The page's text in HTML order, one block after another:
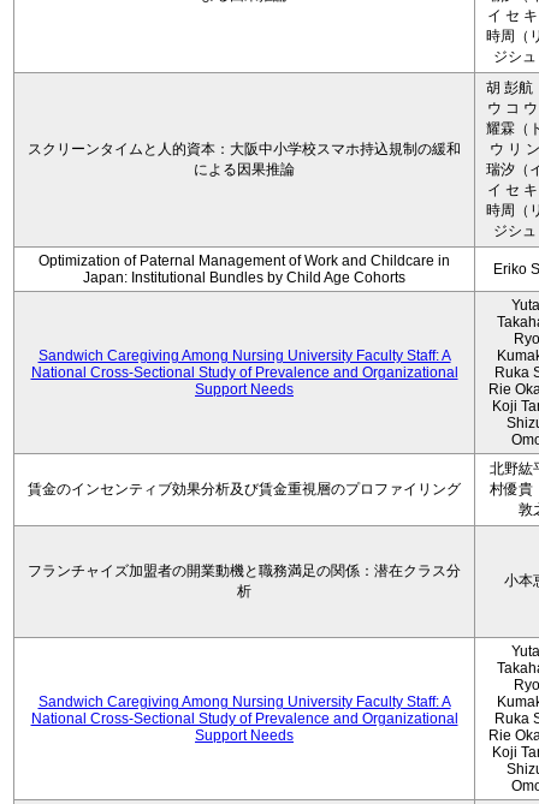
イ セ
時周（
ジシ
スクリーンタイムと人的資本：大阪中小学校スマホ持込規制の緩和
による因果推論
胡 彭航
ウ コ
耀霖（
ウ リ
瑞汐（
イ セ
時周（
ジシ
Optimization of Paternal Management of Work and Childcare in
Japan: Institutional Bundles by Child Age Cohorts
Eriko
Sandwich Caregiving Among Nursing University Faculty Staff: A
National Cross-Sectional Study of Prevalence and Organizational
Support Needs
Ruka
Rie
Koji
賃金のインセンティブ効果分析及び賃金重視層のプロファイリング
北野紘
村優貴
敦
フランチャイズ加盟者の開業動機と職務満足の関係：潜在クラス分
析
小本
Sandwich Caregiving Among Nursing University Faculty Staff: A
National Cross-Sectional Study of Prevalence and Organizational
Support Needs
Ruka
Rie
Koji